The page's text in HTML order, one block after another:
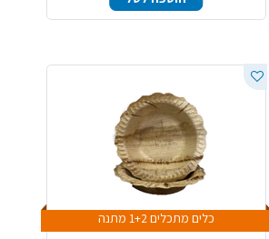
כלים מתכלים 1+2 מתנה